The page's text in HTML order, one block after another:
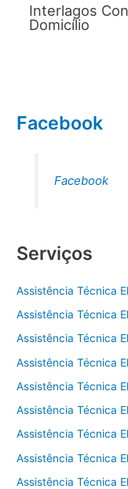
Interlagos
Domicílio
Facebook
Facebook
Serviços
Assistência Técnica
Assistência Técnica
Assistência Técnica
Assistência Técnica
Assistência Técnica
Assistência Técnica
Assistência Técnica
Assistência Técnica
Assistência Técnica